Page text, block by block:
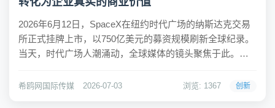
2026年6月12日，SpaceX在纽约时代广场的纳斯达克交易
所正式挂牌上市，以750亿美元的募资规模刷新全球纪录。
当天，时代广场人潮涌动，全球媒体的镜头聚焦于此。这
中的独特地位——这里不仅是企业上市的仪式性舞台，更
希鸥网国际传媒 2026-07-03 浏览: 1367 创新